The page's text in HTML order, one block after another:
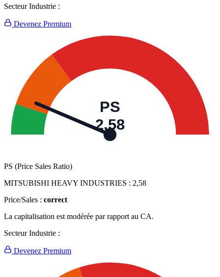
Secteur Industrie :
Devenez Premium
PS
2,58
PS (Price Sales Ratio)
MITSUBISHI HEAVY INDUSTRIES : 2,58
Price/Sales : correct
La capitalisation est modérée par rapport au CA.
Secteur Industrie :
Devenez Premium